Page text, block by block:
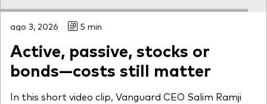
ago 3, 2026 5 min
Active, passive, stocks or
bonds—costs still matter
In this short video clip, Vanguard CEO Salim Ramji